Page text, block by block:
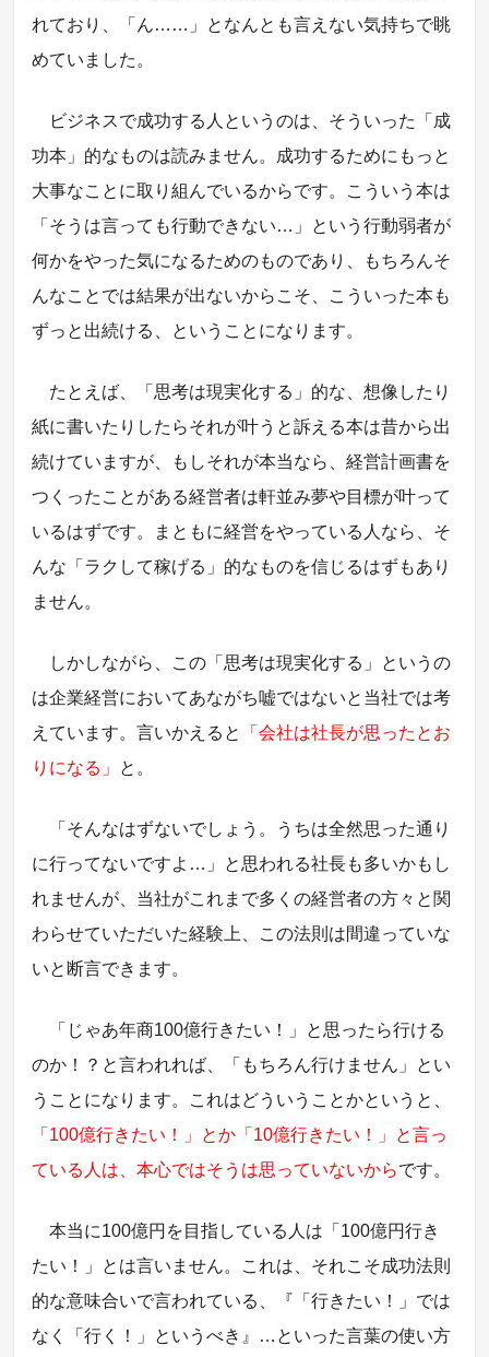
れており、「ん……」となんとも言えない気持ちで眺
めていました。
ビジネスで成功する人というのは、そういった「成
功本」的なものは読みません。成功するためにもっと
大事なことに取り組んでいるからです。こういう本は
「そうは言っても行動できない…」という行動弱者が
何かをやった気になるためのものであり、もちろんそ
んなことでは結果が出ないからこそ、こういった本も
ずっと出続ける、ということになります。
たとえば、「思考は現実化する」的な、想像したり
紙に書いたりしたらそれが叶うと訴える本は昔から出
続けていますが、もしそれが本当なら、経営計画書を
つくったことがある経営者は軒並み夢や目標が叶って
いるはずです。まともに経営をやっている人なら、そ
んな「ラクして稼げる」的なものを信じるはずもあり
ません。
しかしながら、この「思考は現実化する」というの
は企業経営においてあながち嘘ではないと当社では考
えています。言いかえると
「会社は社長が思ったとお
りになる」 と。
「そんなはずないでしょう。うちは全然思った通り
に行ってないですよ…」と思われる社長も多いかもし
れませんが、当社がこれまで多くの経営者の方々と関
わらせていただいた経験上、この法則は間違っていな
いと断言できます。
「じゃあ年商100億行きたい！」と思ったら行ける
のか！？と言われれば、「もちろん行けません」とい
うことになります。これはどういうことかというと、
「100億行きたい！」とか「10億行きたい！」と言っ
ている人は、本心ではそうは思っていないからです。
本当に100億円を目指している人は「100億円行き
たい！」とは言いません。これは、それこそ成功法則
的な意味合いで言われている、『「行きたい！」では
なく「行く！」というべき』…といった言葉の使い方